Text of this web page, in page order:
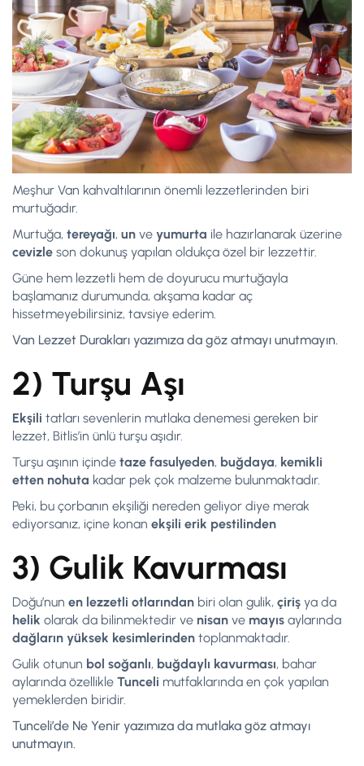
Meşhur Van kahvaltılarının önemli lezzetlerinden biri
murtuğadır.
Murtuğa, tereyağı, un ve yumurta ile hazırlanarak üzerine
cevizle son dokunuş yapılan oldukça özel bir lezzettir.
Güne hem lezzetli hem de doyurucu murtuğayla
başlamanız durumunda, akşama kadar aç
hissetmeyebilirsiniz, tavsiye ederim.
Van Lezzet Durakları yazımıza da göz atmayı unutmayın.
2) Turşu Aşı
Ekşili tatları sevenlerin mutlaka denemesi gereken bir
lezzet, Bitlis’in ünlü turşu aşıdır.
Turşu aşının içinde taze fasulyeden, buğdaya, kemikli
etten nohuta kadar pek çok malzeme bulunmaktadır.
Peki, bu çorbanın ekşiliği nereden geliyor diye merak
ediyorsanız, içine konan ekşili erik pestilinden
3) Gulik Kavurması
Doğu’nun en lezzetli otlarından biri olan gulik, çiriş ya da
helik olarak da bilinmektedir ve nisan ve mayıs aylarında
dağların yüksek kesimlerinden toplanmaktadır.
Gulik otunun bol soğanlı, buğdaylı kavurması, bahar
aylarında özellikle Tunceli mutfaklarında en çok yapılan
yemeklerden biridir.
Tunceli’de Ne Yenir yazımıza da mutlaka göz atmayı
unutmayın.